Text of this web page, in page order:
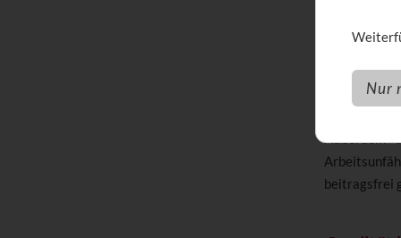
gemacht
Wichtig ist,
Außerdem -
beitragsfrei
Nur